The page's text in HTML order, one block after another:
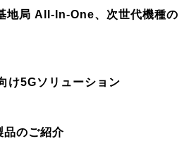
地局 All-In-One、次世代機種の
け5Gソリューション
品のご紹介